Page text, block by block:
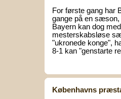
For første gang har
gange på en sæson,
Bayern kan dog
mesterskabsløse
"ukronede konge",
8-1 kan "genstarte
Københavns